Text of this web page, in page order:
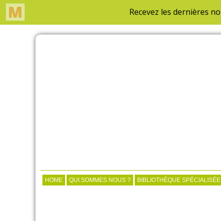
HOME QUI SOMMES NOUS ? BIBLIOTHÈQUE SPÉCIALISÉE